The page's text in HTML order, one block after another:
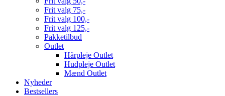
Frit valg 75,-
Frit valg 100,-
Frit valg 125,-
Pakketilbud
Outlet
Hårpleje Outlet
Hudpleje Outlet
Mænd Outlet
Nyheder
Bestsellers